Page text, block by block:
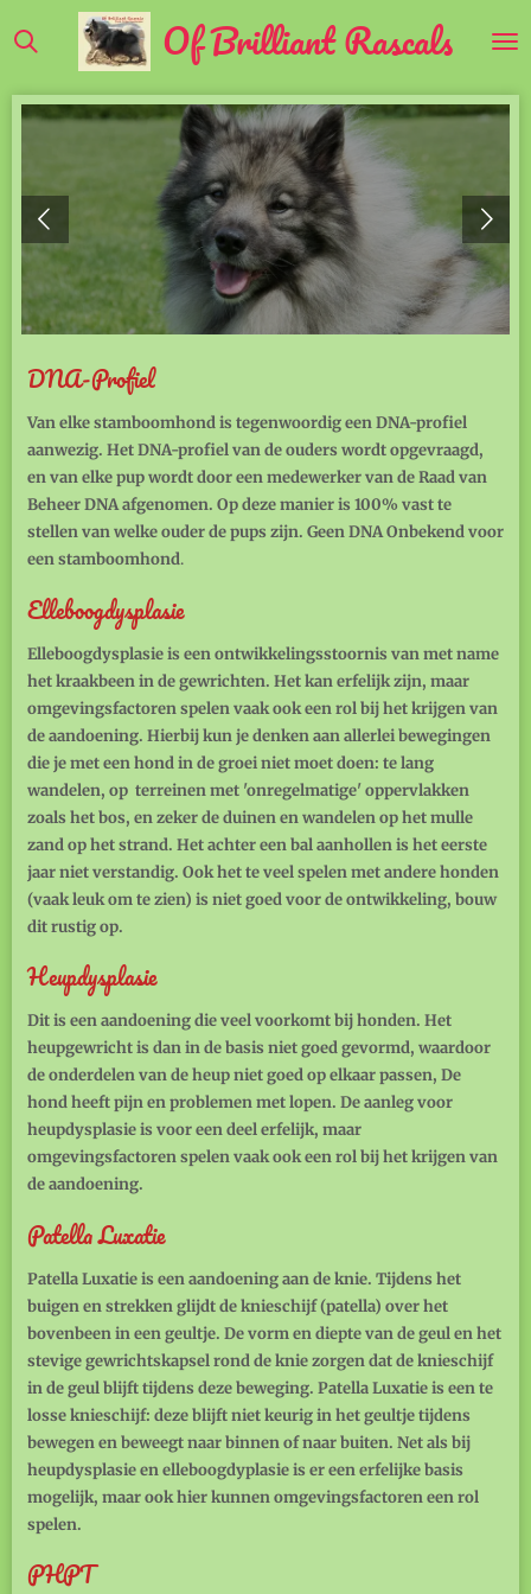
direct
de
Of Brilliant Rascals
DNA-Profiel
Van elke stamboomhond is tegenwoordig een DNA-profiel
aanwezig. Het DNA-profiel van de ouders wordt opgevraagd,
en van elke pup wordt door een medewerker van de Raad van
Beheer DNA afgenomen. Op deze manier is 100% vast te
stellen van welke ouder de pups zijn. Geen DNA Onbekend voor
een stamboomhond.
Elleboogdysplasie
Elleboogdysplasie is een ontwikkelingsstoornis van met name
het kraakbeen in de gewrichten. Het kan erfelijk zijn, maar
omgevingsfactoren spelen vaak ook een rol bij het krijgen van
de aandoening. Hierbij kun je denken aan allerlei bewegingen
die je met een hond in de groei niet moet doen: te lang
wandelen, op terreinen met 'onregelmatige' oppervlakken
zoals het bos, en zeker de duinen en wandelen op het mulle
zand op het strand. Het achter een bal aanhollen is het eerste
jaar niet verstandig. Ook het te veel spelen met andere honden
(vaak leuk om te zien) is niet goed voor de ontwikkeling, bouw
dit rustig op.
Heupdysplasie
Dit is een aandoening die veel voorkomt bij honden. Het
heupgewricht is dan in de basis niet goed gevormd, waardoor
de onderdelen van de heup niet goed op elkaar passen, De
hond heeft pijn en problemen met lopen. De aanleg voor
heupdysplasie is voor een deel erfelijk, maar
omgevingsfactoren spelen vaak ook een rol bij het krijgen van
de aandoening.
Patella Luxatie
Patella Luxatie is een aandoening aan de knie. Tijdens het
buigen en strekken glijdt de knieschijf (patella) over het
bovenbeen in een geultje. De vorm en diepte van de geul en het
stevige gewrichtskapsel rond de knie zorgen dat de knieschijf
in de geul blijft tijdens deze beweging. Patella Luxatie is een te
losse knieschijf: deze blijft niet keurig in het geultje tijdens
bewegen en beweegt naar binnen of naar buiten. Net als bij
heupdysplasie en elleboogdyplasie is er een erfelijke basis
mogelijk, maar ook hier kunnen omgevingsfactoren een rol
spelen.
PHPT